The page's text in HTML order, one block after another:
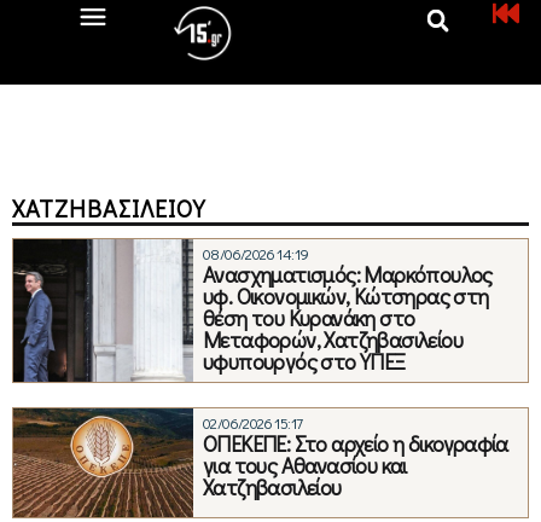
ΧΑΤΖΗΒΑΣΙΛΕΊΟΥ
08/06/2026 14:19
Ανασχηματισμός: Μαρκόπουλος
υφ. Οικονομικών, Κώτσηρας στη
θέση του Κυρανάκη στο
Μεταφορών, Χατζηβασιλείου
υφυπουργός στο ΥΠΕΞ
02/06/2026 15:17
ΟΠΕΚΕΠΕ: Στο αρχείο η δικογραφία
για τους Αθανασίου και
Χατζηβασιλείου